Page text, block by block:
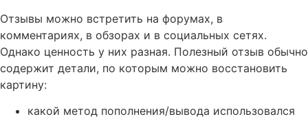
Отзывы можно встретить на форумах, в
комментариях, в обзорах и в социальных сетях.
Однако ценность у них разная. Полезный отзыв обычно
содержит детали, по которым можно восстановить
картину:
какой метод пополнения/вывода использовался